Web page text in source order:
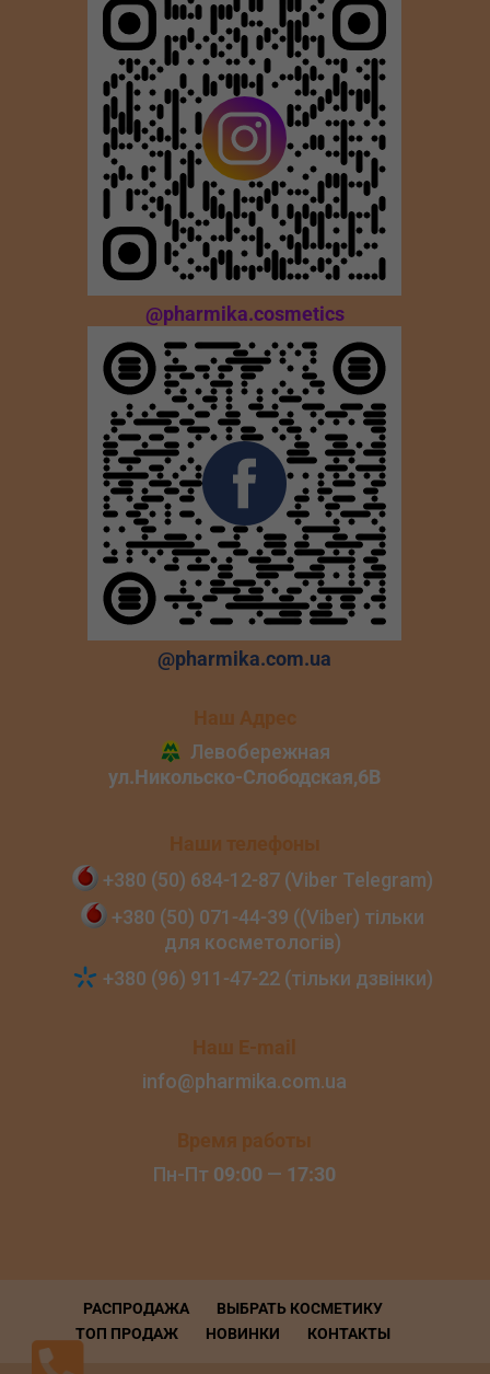
@pharmika.cosmetics
@pharmika.com.ua
Наш Адрес
Наши телефоны
+380 (50) 684‑12‑87 (Viber Telegram)
+380 (50) 071‑44‑39 ((Viber) тільки
для косметологів)
+380 (96) 911‑47‑22 (тільки дзвінки)
Наш E-mail
info@pharmika.com.ua
Время работы
Пн-Пт 09:00 — 17:30
РАСПРОДАЖА
ВЫБРАТЬ КОСМЕТИКУ
ТОП ПРОДАЖ
НОВИНКИ КОНТАКТЫ